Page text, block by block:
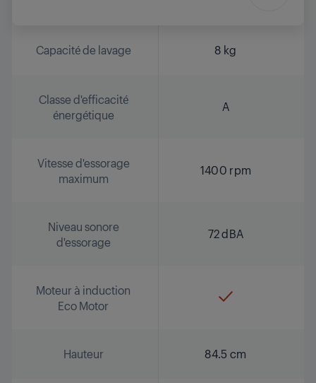
Capacité de lavage 8 kg
Classe d'efficacité
énergétique
A
Vitesse d'essorage
maximum
1400 rpm
Niveau sonore
d'essorage
72 dBA
Moteur à induction
Eco Motor
Hauteur 84.5 cm